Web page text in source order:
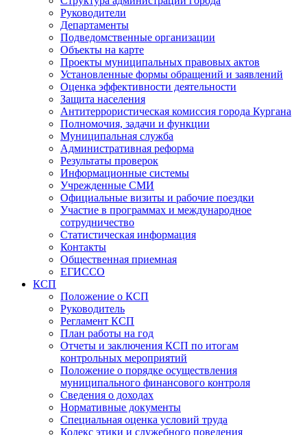
Руководители
Департаменты
Подведомственные организации
Объекты на карте
Проекты муниципальных правовых актов
Установленные формы обращений и заявлений
Оценка эффективности деятельности
Защита населения
Антитеррористическая комиссия города Кургана
Полномочия, задачи и функции
Муниципальная служба
Административная реформа
Результаты проверок
Информационные системы
Учрежденные СМИ
Официальные визиты и рабочие поездки
Участие в программах и международное
сотрудничество
Статистическая информация
Контакты
Общественная приемная
ЕГИССО
КСП
Положение о КСП
Руководитель
Регламент КСП
План работы на год
Отчеты и заключения КСП по итогам
контрольных мероприятий
Положение о порядке осуществления
муниципального финансового контроля
Сведения о доходах
Нормативные документы
Специальная оценка условий труда
Кодекс этики и служебного поведения